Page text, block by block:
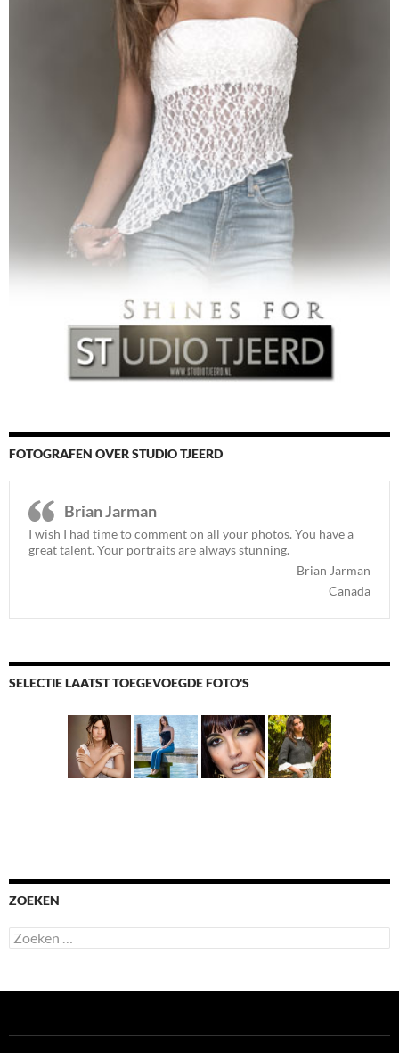
FOTOGRAFEN OVER STUDIO TJEERD
Brian Jarman
I wish I had time to comment on all your photos. You have a
great talent. Your portraits are always stunning.
Brian Jarman
Canada
SELECTIE LAATST TOEGEVOEGDE FOTO'S
ZOEKEN
Zoeken
naar: